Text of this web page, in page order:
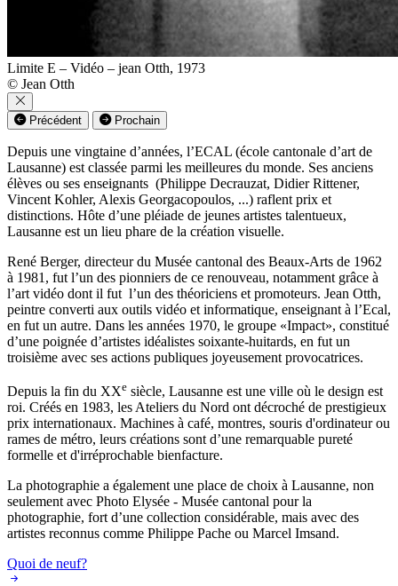
Limite E – Vidéo – jean Otth, 1973
© Jean Otth
Précédent Prochain
Depuis une vingtaine d’années, l’ECAL (école cantonale d’art de
Lausanne) est classée parmi les meilleures du monde. Ses anciens
élèves ou ses enseignants (Philippe Decrauzat, Didier Rittener,
Vincent Kohler, Alexis Georgacopoulos, ...) raflent prix et
distinctions. Hôte d’une pléiade de jeunes artistes talentueux,
Lausanne est un lieu phare de la création visuelle.
René Berger, directeur du Musée cantonal des Beaux-Arts de 1962
à 1981, fut l’un des pionniers de ce renouveau, notamment grâce à
l’art vidéo dont il fut l’un des théoriciens et promoteurs. Jean Otth,
peintre converti aux outils vidéo et informatique, enseignant à l’Ecal,
en fut un autre. Dans les années 1970, le groupe «Impact», constitué
d’une poignée d’artistes idéalistes soixante-huitards, en fut un
troisième avec ses actions publiques joyeusement provocatrices.
Depuis la fin du XXe siècle, Lausanne est une ville où le design est
roi. Créés en 1983, les Ateliers du Nord ont décroché de prestigieux
prix internationaux. Machines à café, montres, souris d'ordinateur ou
rames de métro, leurs créations sont d’une remarquable pureté
formelle et d'irréprochable bienfacture.
La photographie a également une place de choix à Lausanne, non
seulement avec Photo Elysée - Musée cantonal pour la
photographie, fort d’une collection considérable, mais avec des
artistes reconnus comme Philippe Pache ou Marcel Imsand.
Quoi de neuf?